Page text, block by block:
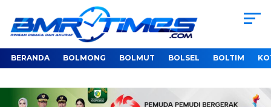
BERANDA BOLMONG BOLMUT BOLSEL BOLTIM